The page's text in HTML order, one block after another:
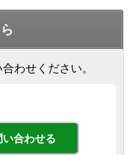
わせください。
い合わせる